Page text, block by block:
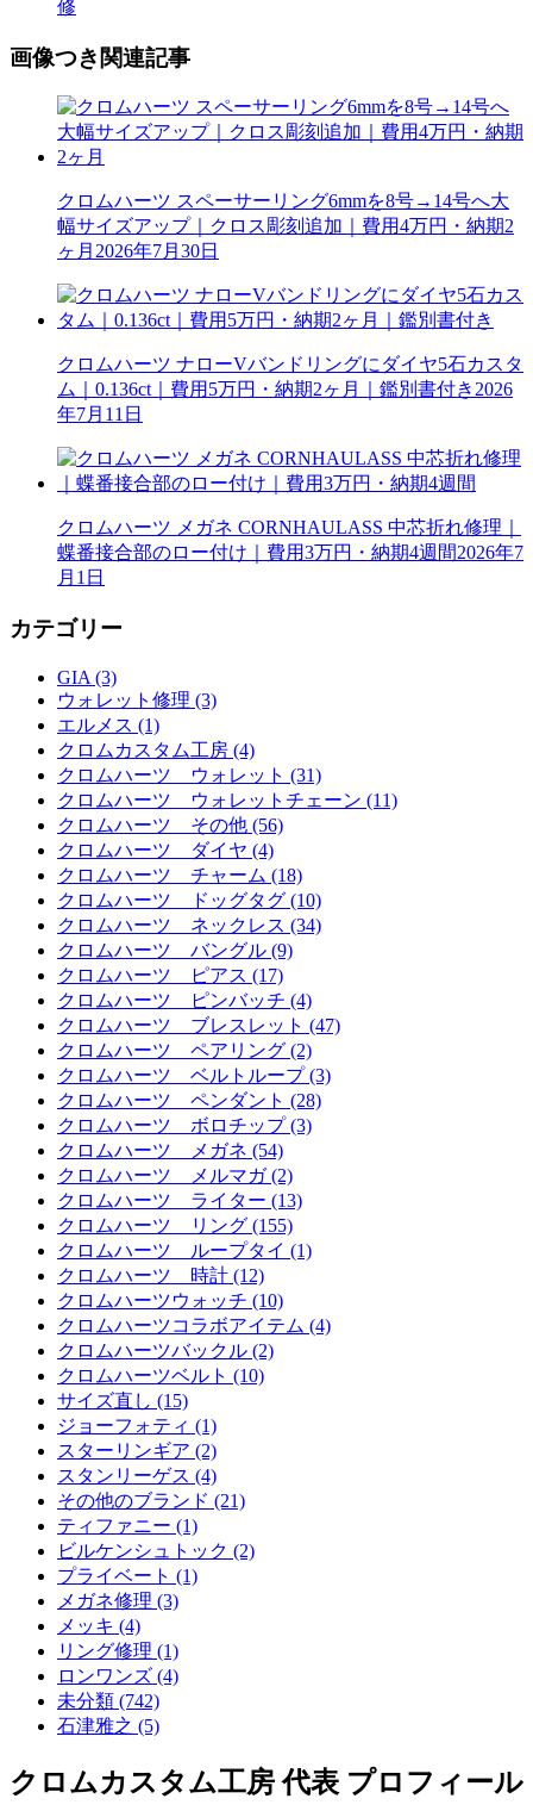
修
画像つき関連記事
クロムハーツ スペーサーリング6mmを8号→14号へ大
幅サイズアップ｜クロス彫刻追加｜費用4万円・納期2
ヶ月 2026年7月30日
クロムハーツ ナローVバンドリングにダイヤ5石カスタ
ム｜0.136ct｜費用5万円・納期2ヶ月｜鑑別書付き 2026
年7月11日
クロムハーツ メガネ CORNHAULASS 中芯折れ修理｜
蝶番接合部のロー付け｜費用3万円・納期4週間2026年7
月1日
カテゴリー
GIA (3)
ウォレット修理 (3)
エルメス (1)
クロムカスタム工房 (4)
クロムハーツ ウォレット (31)
クロムハーツ ウォレットチェーン (11)
クロムハーツ その他 (56)
クロムハーツ ダイヤ (4)
クロムハーツ チャーム (18)
クロムハーツ ドッグタグ (10)
クロムハーツ ネックレス (34)
クロムハーツ バングル (9)
クロムハーツ ピアス (17)
クロムハーツ ピンバッチ (4)
クロムハーツ ブレスレット (47)
クロムハーツ ペアリング (2)
クロムハーツ ベルトループ (3)
クロムハーツ ペンダント (28)
クロムハーツ ボロチップ (3)
クロムハーツ メガネ (54)
クロムハーツ メルマガ (2)
クロムハーツ ライター (13)
クロムハーツ リング (155)
クロムハーツ ループタイ (1)
クロムハーツ 時計 (12)
クロムハーツウォッチ (10)
クロムハーツコラボアイテム (4)
クロムハーツバックル (2)
クロムハーツベルト (10)
サイズ直し (15)
ジョーフォティ (1)
スターリンギア (2)
スタンリーゲス (4)
その他のブランド (21)
ティファニー (1)
ビルケンシュトック (2)
プライベート (1)
メガネ修理 (3)
メッキ (4)
リング修理 (1)
ロンワンズ (4)
未分類 (742)
石津雅之 (5)
クロムカスタム工房 代表 プロフィール